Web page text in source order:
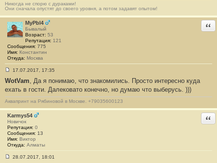
1
3
1
2
Никогда не спорю с дураками!
Они сначала опустят до своего уровня, а потом задавят опытом!
MyPbl4
Бывалый
Возраст: 53
Репутация: 121
Сообщения: 775
Имя: Константин
Откуда: Москва
о
б
щ
е
н
и
е
#
1
3
1
17.07.2017, 17:35
WotVam, Да я понимаю, что знакомились. Просто интересно куда
ехать в гости. Далековато конечно, но думаю что выберусь. )))
Аквапринт на Рябиновой в Москве. +79035600123
Karmys54
Новичок
Репутация: 0
Сообщения: 13
Имя: Виктор
Откуда: Алматы
28.07.2017, 18:01